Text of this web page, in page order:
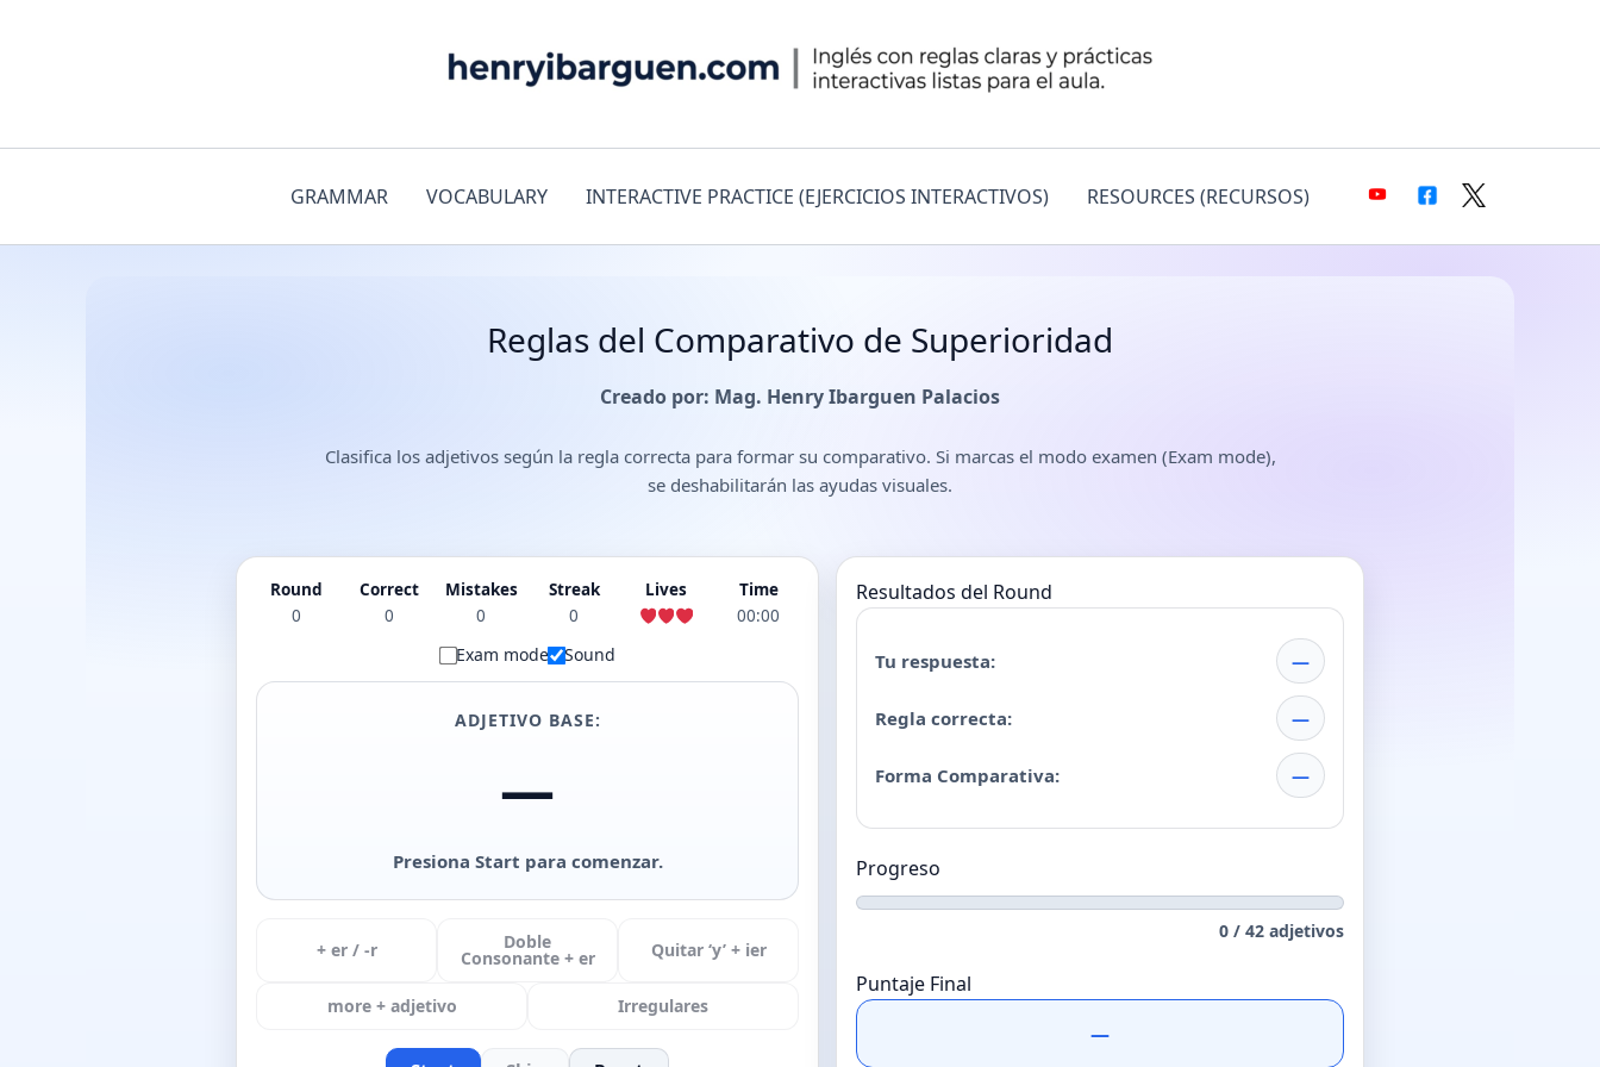
GRAMMAR VOCABULARY INTERACTIVE PRACTICE (EJERCICIOS INTERACTIVOS) RESOURCES (RECURSOS)
Reglas del Comparativo de Superioridad
Creado por: Mag. Henry Ibarguen Palacios
Clasifica los adjetivos según la regla correcta para formar su comparativo. Si marcas el modo examen (Exam mode),
se deshabilitarán las ayudas visuales.
Round
0
Correct
0
Mistakes
0
Streak
0
Lives
Time
00:00
Exam mode Sound
ADJETIVO BASE:
—
Presiona Start para comenzar.
+ er / -r Doble
Consonante + er Quitar ‘y’ + ier
more + adjetivo Irregulares
Resultados del Round
Tu respuesta: —
Regla correcta: —
Forma Comparativa: —
Progreso
0/ 42adjetivos
Puntaje Final
—